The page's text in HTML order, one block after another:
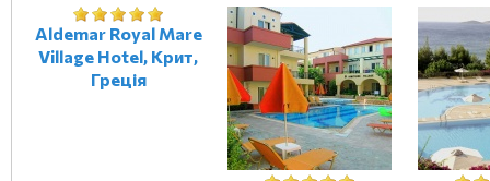
Aldemar Royal Mare
Village Hotel, Крит,
Греція